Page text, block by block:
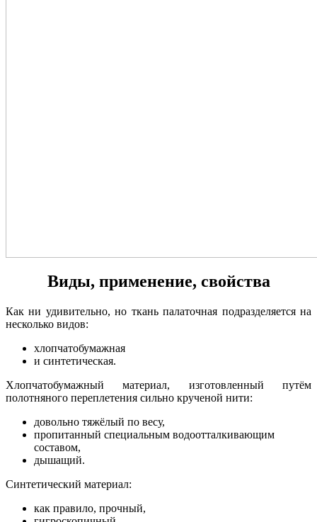
Виды, применение, свойства
Как ни удивительно, но ткань палаточная подразделяется на
несколько видов:
хлопчатобумажная
и синтетическая.
Хлопчатобумажный материал, изготовленный путём
полотняного переплетения сильно крученой нити:
довольно тяжёлый по весу,
пропитанный специальным водоотталкивающим
составом,
дышащий.
Синтетический материал:
как правило, прочный,